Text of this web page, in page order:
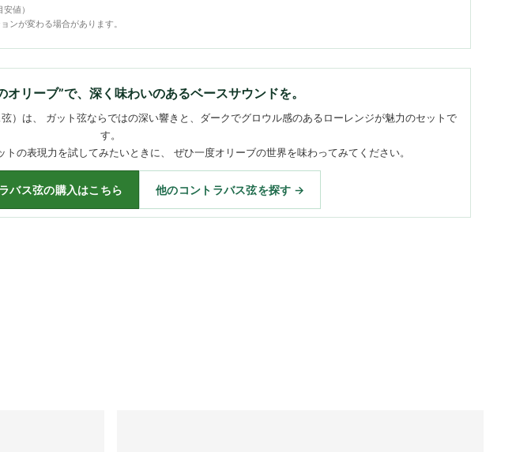
値）
ンが変わる場合があります。
オリーブ”で、深く味わいのあるベースサウンドを。
は、 ガット弦ならではの深い響きと、ダークでグロウル感のあるローレンジが魅力のセットで
す。
の表現力を試してみたいときに、 ぜひ一度オリーブの世界を味わってみてください。
バス弦の購入はこちら 他のコントラバス弦を探す →